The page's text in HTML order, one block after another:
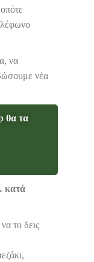
να
νέα
θα τα
κατά
το δεις